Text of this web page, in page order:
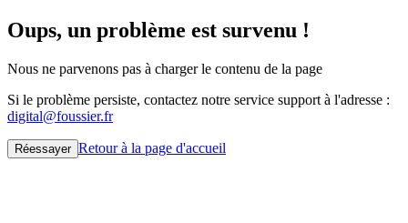
Oups, un problème est survenu !
Nous ne parvenons pas à charger le contenu de la page
Si le problème persiste, contactez notre service support à l'adresse :
digital@foussier.fr
Réessayer Retour à la page d'accueil